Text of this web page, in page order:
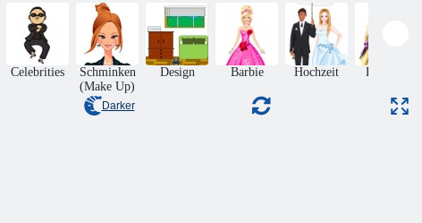
Baby-Hazel:
Jahres Tag in der
Schule
Baby Hazel
Schwimmzeit
Baby Hazel
Dinosaurierpark
Celebrities
Schminken
(Make Up)
Design Barbie Hochzeit Frisuren
Darker